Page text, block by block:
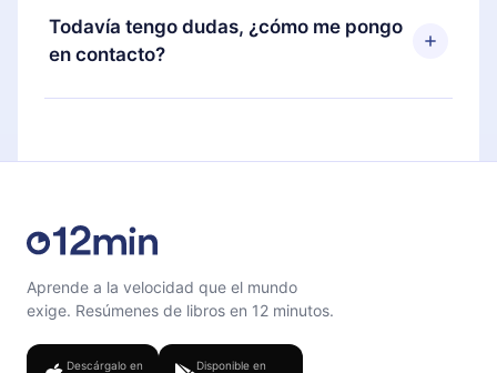
También puedes leer o escuchar tus títulos
favoritos sin conexión y desafiarte con un
puedes cancelar en cualquier momento y el
próximo ciclo de facturación no ocurrirá.
Todavía tengo dudas, ¿cómo me pongo
en contacto?
Siéntete libre de contactarnos en
Aprende a la velocidad que el mundo
exige. Resúmenes de libros en 12 minutos.
Descárgalo en Disponible en